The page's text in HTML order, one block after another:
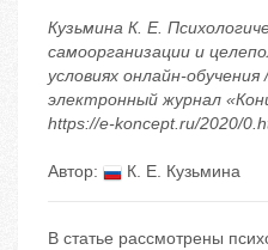
Кузьмина К. Е.
самоорганизации и
условиях онлайн-
электронный журнал
https://e-koncept.ru/2020/
Автор: К. Е. Кузьмина
В статье рассмотрены